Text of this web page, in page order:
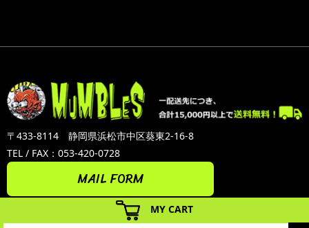
MY CART
〒433-8114 静岡県浜松市中区葵東2-16-8
TEL / FAX：053-420-0728
MAIL FORM